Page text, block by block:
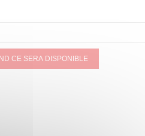
CE SERA DISPONIBLE